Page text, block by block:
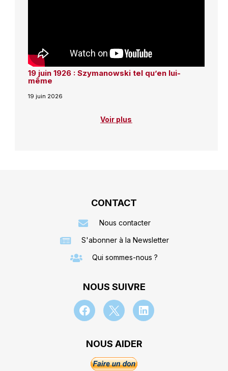
19 juin 1926 : Szymanowski tel qu’en lui-
même
19 juin 2026
Voir plus
CONTACT
Nous contacter
S'abonner à la Newsletter
Qui sommes-nous ?
NOUS SUIVRE
NOUS AIDER